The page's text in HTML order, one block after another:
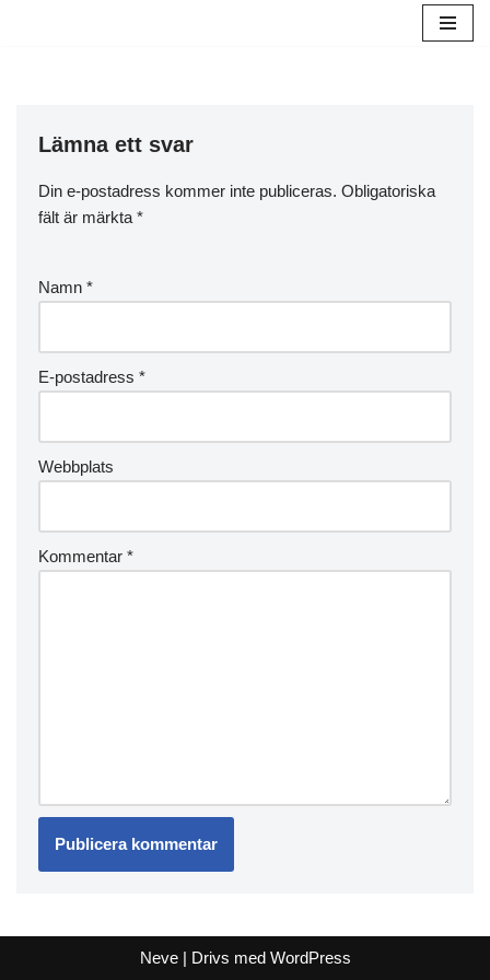
Lämna ett svar
Din e-postadress kommer inte publiceras. Obligatoriska
fält är märkta *
Namn *
E-postadress *
Webbplats
Kommentar *
Neve| Drivs med WordPress